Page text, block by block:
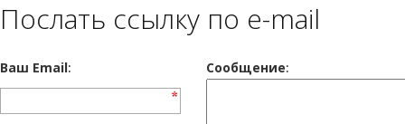
Послать ссылку по e-mail
Ваш Email: Cообщение: